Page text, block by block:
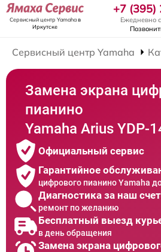
Сервисный центр Yamahaв
Иркутске
+7
Ежедневно
Сервисный центр Yamaha
Замена экрана
пианино
Yamaha Arius YDP-
Официальный сервис
Гарантийное
цифрового пианино Yamaha
Диагностика за наш
ремонт по желанию
Бесплатный выезд
в день обращения
Замена экрана